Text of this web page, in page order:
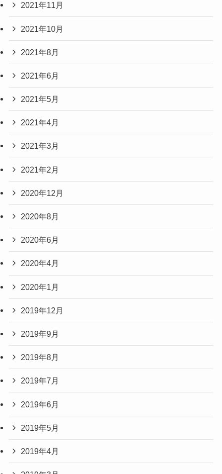
2021年11月
2021年10月
2021年8月
2021年6月
2021年5月
2021年4月
2021年3月
2021年2月
2020年12月
2020年8月
2020年6月
2020年4月
2020年1月
2019年12月
2019年9月
2019年8月
2019年7月
2019年6月
2019年5月
2019年4月